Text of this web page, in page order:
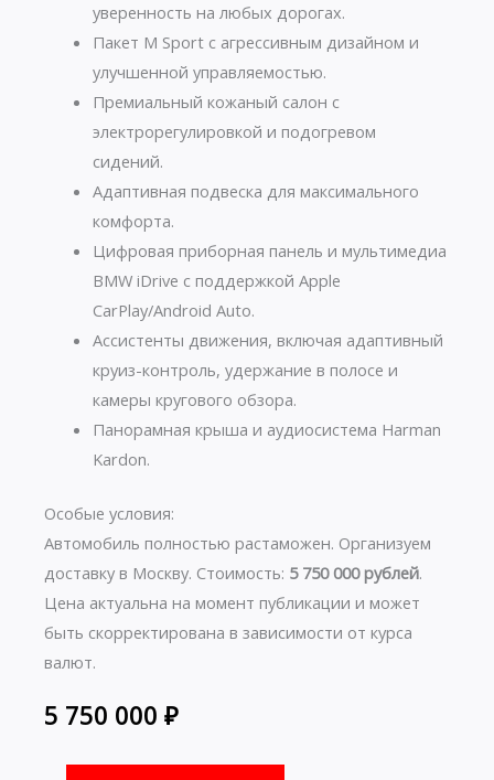
уверенность на любых дорогах.
Пакет M Sport с агрессивным дизайном и
улучшенной управляемостью.
Премиальный кожаный салон с
электрорегулировкой и подогревом
сидений.
Адаптивная подвеска для максимального
комфорта.
Цифровая приборная панель и мультимедиа
BMW iDrive с поддержкой Apple
CarPlay/Android Auto.
Ассистенты движения, включая адаптивный
круиз-контроль, удержание в полосе и
камеры кругового обзора.
Панорамная крыша и аудиосистема Harman
Kardon.
Особые условия:
Автомобиль полностью растаможен. Организуем
доставку в Москву. Стоимость: 5 750 000 рублей.
Цена актуальна на момент публикации и может
быть скорректирована в зависимости от курса
валют.
5 750 000 ₽